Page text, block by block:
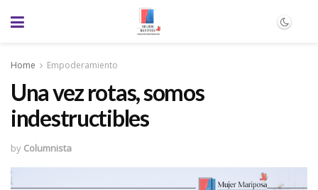
Home Empoderamiento
Una vez rotas, somos
indestructibles
by Columnista